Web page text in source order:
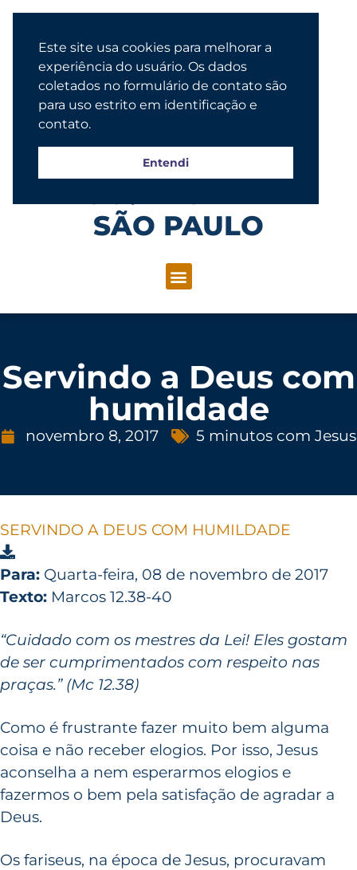
SÃO PAULO
Servindo a Deus com
humildade
novembro 8, 2017 5 minutos com Jesus
SERVINDO A DEUS COM HUMILDADE
Para: Quarta-feira, 08 de novembro de 2017
Texto: Marcos 12.38-40
“Cuidado com os mestres da Lei! Eles gostam
de ser cumprimentados com respeito nas
praças.” (Mc 12.38)
Como é frustrante fazer muito bem alguma
coisa e não receber elogios. Por isso, Jesus
aconselha a nem esperarmos elogios e
fazermos o bem pela satisfação de agradar a
Deus.
Os fariseus, na época de Jesus, procuravam
Este site usa cookies para melhorar a
experiência do usuário. Os dados
coletados no formulário de contato são
para uso estrito em identificação e
contato.
Entendi